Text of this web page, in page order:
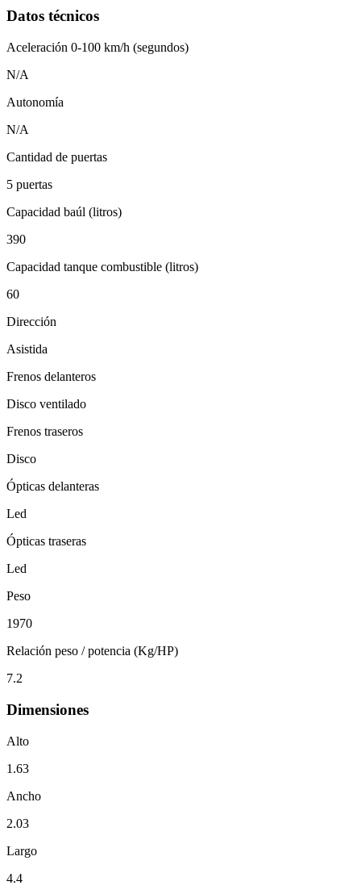
Datos técnicos
Aceleración 0-100 km/h (segundos)
N/A
Autonomía
N/A
Cantidad de puertas
5 puertas
Capacidad baúl (litros)
390
Capacidad tanque combustible (litros)
60
Dirección
Asistida
Frenos delanteros
Disco ventilado
Frenos traseros
Disco
Ópticas delanteras
Led
Ópticas traseras
Led
Peso
1970
Relación peso / potencia (Kg/HP)
7.2
Dimensiones
Alto
1.63
Ancho
2.03
Largo
4.4